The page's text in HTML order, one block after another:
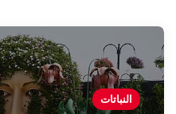
النباتات